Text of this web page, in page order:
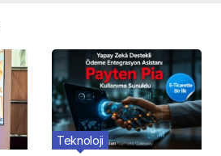
Teknoloji